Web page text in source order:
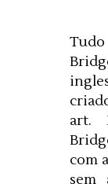
art.
com
sem